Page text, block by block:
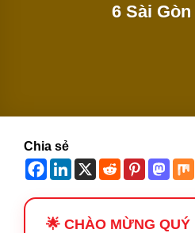
6 Sài Gòn
Chia sẻ
🌟 CHÀO MỪNG